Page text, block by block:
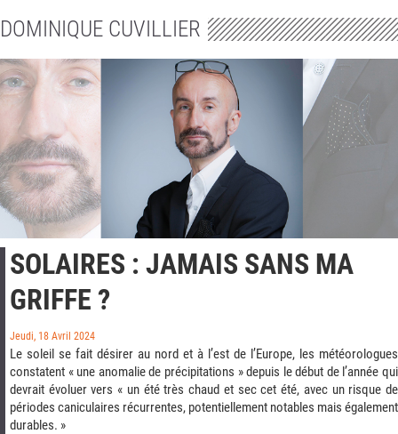
DOMINIQUE CUVILLIER
SOLAIRES : JAMAIS SANS MA
GRIFFE ?
Jeudi, 18 Avril 2024
Le soleil se fait désirer au nord et à l’est de l’Europe, les météorologues
constatent « une anomalie de précipitations » depuis le début de l’année qui
devrait évoluer vers « un été très chaud et sec cet été, avec un risque de
périodes caniculaires récurrentes, potentiellement notables mais également
durables. »